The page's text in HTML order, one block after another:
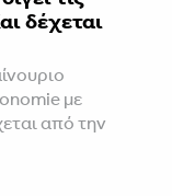
δέχεται
με
από την